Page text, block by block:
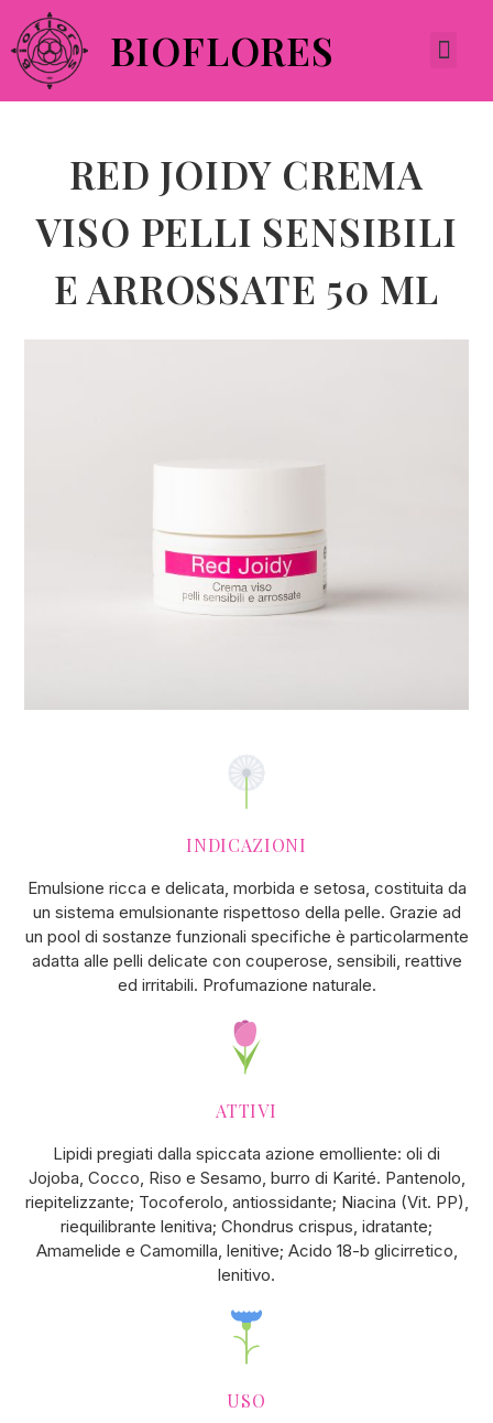
BIOFLORES
RED JOIDY CREMA
VISO PELLI SENSIBILI
E ARROSSATE 50 ML
INDICAZIONI
Emulsione ricca e delicata, morbida e setosa, costituita da
un sistema emulsionante rispettoso della pelle. Grazie ad
un pool di sostanze funzionali specifiche è particolarmente
adatta alle pelli delicate con couperose, sensibili, reattive
ed irritabili. Profumazione naturale.
ATTIVI
Lipidi pregiati dalla spiccata azione emolliente: oli di
Jojoba, Cocco, Riso e Sesamo, burro di Karité. Pantenolo,
riepitelizzante; Tocoferolo, antiossidante; Niacina (Vit. PP),
riequilibrante lenitiva; Chondrus crispus, idratante;
Amamelide e Camomilla, lenitive; Acido 18-b glicirretico,
lenitivo.
USO